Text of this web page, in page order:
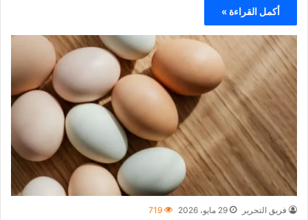
أكمل القراءة »
فريق التحرير 29 مايو، 2026 719